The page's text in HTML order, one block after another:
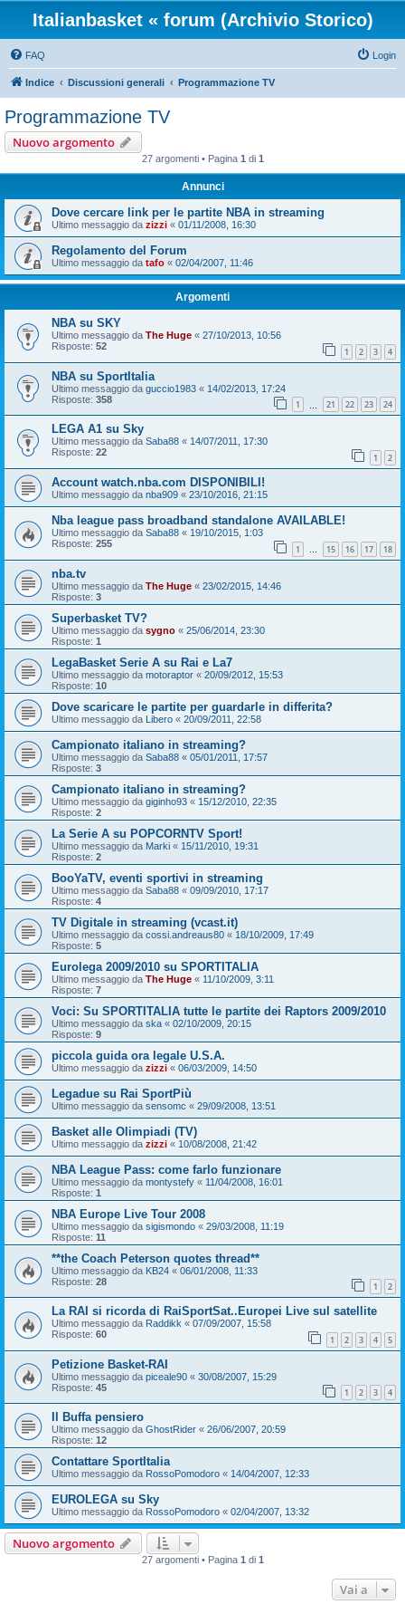
Italianbasket « forum (Archivio Storico)
FAQ Login
Indice Discussioni generali Programmazione TV
Programmazione TV
Nuovo argomento
27 argomenti • Pagina 1 di 1
Annunci
Dove cercare link per le partite NBA in streaming
Ultimo messaggio da zizzi « 01/11/2008, 16:30
Regolamento del Forum
Ultimo messaggio da tafo « 02/04/2007, 11:46
Argomenti
NBA su SKY
Ultimo messaggio da The Huge « 27/10/2013, 10:56
Risposte: 52 1 2 3 4
NBA su SportItalia
Ultimo messaggio da guccio1983 « 14/02/2013, 17:24
Risposte: 358 1 21 22 23 24
LEGA A1 su Sky
Ultimo messaggio da Saba88 « 14/07/2011, 17:30
Risposte: 22 1 2
Account watch.nba.com DISPONIBILI!
Ultimo messaggio da nba909 « 23/10/2016, 21:15
Nba league pass broadband standalone AVAILABLE!
Ultimo messaggio da Saba88 « 19/10/2015, 1:03
Risposte: 255 1 … 15 16 17 18
nba.tv
Ultimo messaggio da The Huge « 23/02/2015, 14:46
Risposte: 3
Superbasket TV?
Ultimo messaggio da sygno « 25/06/2014, 23:30
Risposte: 1
LegaBasket Serie A su Rai e La7
Ultimo messaggio da motoraptor « 20/09/2012, 15:53
Risposte: 10
Dove scaricare le partite per guardarle in differita?
Ultimo messaggio da Libero « 20/09/2011, 22:58
Campionato italiano in streaming?
Ultimo messaggio da Saba88 « 05/01/2011, 17:57
Risposte: 3
Campionato italiano in streaming?
Ultimo messaggio da giginho93 « 15/12/2010, 22:35
Risposte: 2
La Serie A su POPCORNTV Sport!
Ultimo messaggio da Marki « 15/11/2010, 19:31
Risposte: 2
BooYaTV, eventi sportivi in streaming
Ultimo messaggio da Saba88 « 09/09/2010, 17:17
Risposte: 4
TV Digitale in streaming (vcast.it)
Ultimo messaggio da cossi.andreaus80 « 18/10/2009, 17:49
Risposte: 5
Eurolega 2009/2010 su SPORTITALIA
Ultimo messaggio da The Huge « 11/10/2009, 3:11
Risposte: 7
Voci: Su SPORTITALIA tutte le partite dei Raptors 2009/2010
Ultimo messaggio da ska « 02/10/2009, 20:15
Risposte: 9
piccola guida ora legale U.S.A.
Ultimo messaggio da zizzi « 06/03/2009, 14:50
Legadue su Rai SportPiù
Ultimo messaggio da sensomc « 29/09/2008, 13:51
Basket alle Olimpiadi (TV)
Ultimo messaggio da zizzi « 10/08/2008, 21:42
NBA League Pass: come farlo funzionare
Ultimo messaggio da montystefy « 11/04/2008, 16:01
Risposte: 1
NBA Europe Live Tour 2008
Ultimo messaggio da sigismondo « 29/03/2008, 11:19
Risposte: 11
**the Coach Peterson quotes thread**
Ultimo messaggio da KB24 « 06/01/2008, 11:33
Risposte: 28 1 2
La RAI si ricorda di RaiSportSat..Europei Live sul satellite
Ultimo messaggio da Raddikk « 07/09/2007, 15:58
Risposte: 60 1 2 3 4 5
Petizione Basket-RAI
Ultimo messaggio da piceale90 « 30/08/2007, 15:29
Risposte: 45 1 2 3 4
Il Buffa pensiero
Ultimo messaggio da GhostRider « 26/06/2007, 20:59
Risposte: 12
Contattare SportItalia
Ultimo messaggio da RossoPomodoro « 14/04/2007, 12:33
EUROLEGA su Sky
Ultimo messaggio da RossoPomodoro « 02/04/2007, 13:32
Nuovo argomento
27 argomenti • Pagina 1di 1
Vai a